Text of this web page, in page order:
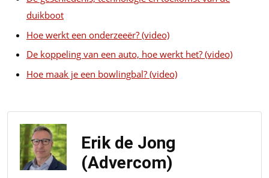
duikboot
Hoe werkt een onderzeeër? (video)
De koppeling van een auto, hoe werkt het? (video)
Hoe maak je een bowlingbal? (video)
Erik de Jong
(Advercom)